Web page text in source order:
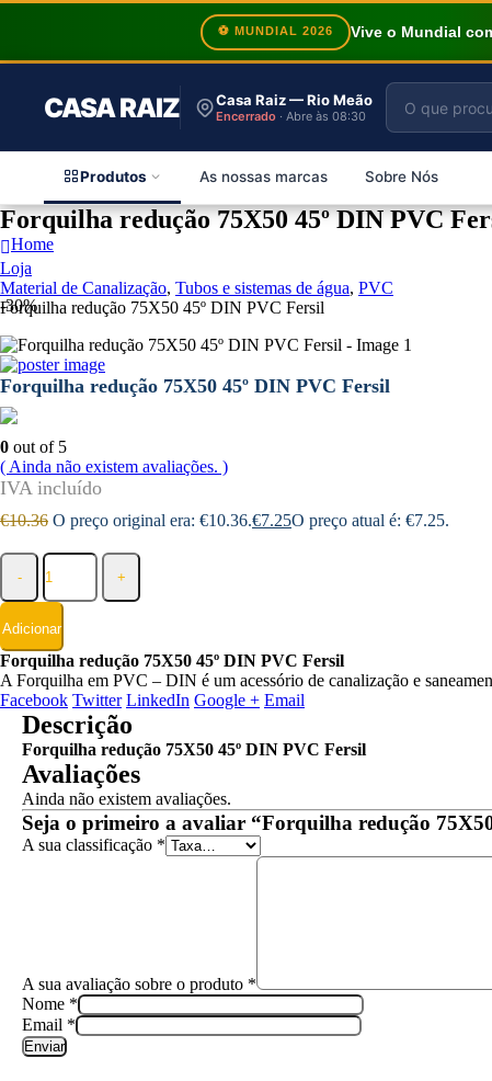
⚽ MUNDIAL 2026 Vive o Mundial
CASA RAIZ Casa Raiz — Rio Meão
Encerrado · Abre às 08:30
Produtos As nossas marcas Sobre Nós
Forquilha redução 75X50 45º DIN PVC
Home
Loja
Material de Canalização, Tubos e sistemas de água, PVC
Forquilha redução 75X50 45º DIN PVC Fersil
-30%
Forquilha redução 75X50 45º DIN PVC Fersil
0 out of 5
( Ainda não existem avaliações. )
€10.36 O preço original era: €10.36.€7.25O preço atual é: €7.25.
- +
Adicionar
Forquilha redução 75X50 45º DIN PVC Fersil
A Forquilha em PVC – DIN é um acessório de canalização e
Facebook Twitter LinkedIn Google + Email
Descrição
Forquilha redução 75X50 45º DIN PVC Fersil
Avaliações
Ainda não existem avaliações.
Seja o primeiro a avaliar “Forquilha redução
A sua classificação *
A sua avaliação sobre o produto *
Nome *
Email *